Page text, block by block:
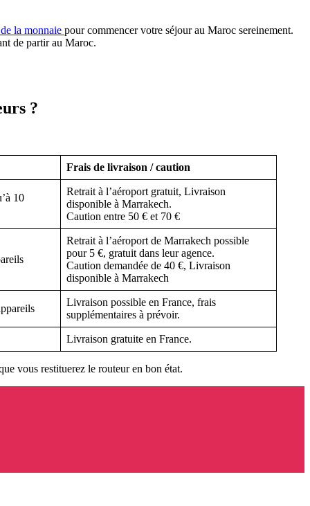
la monnaie pour commencer votre séjour au Maroc sereinement.
de partir au Maroc.
?
Frais de livraison / caution
10
Retrait à l’aéroport gratuit, Livraison
disponible à Marrakech.
Caution entre 50 € et 70 €
Retrait à l’aéroport de Marrakech possible
pour 5 €, gratuit dans leur agence.
Caution demandée de 40 €, Livraison
disponible à Marrakech
Livraison possible en France, frais
supplémentaires à prévoir.
Livraison gratuite en France.
vous restituerez le routeur en bon état.